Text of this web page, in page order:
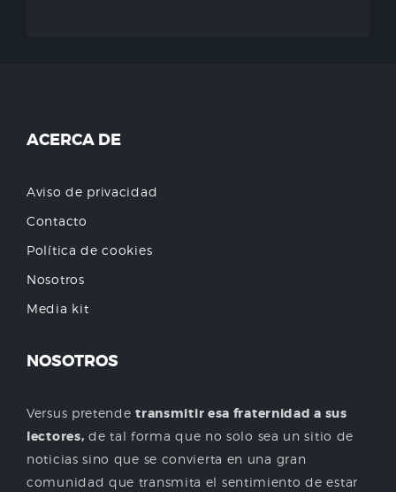
ACERCA DE
Aviso de privacidad
Contacto
Política de cookies
Nosotros
Media kit
NOSOTROS
Versus pretendetransmitir esa fraternidad a sus
lectores, de tal forma que no solo sea un sitio de
noticias sino que se convierta en una gran
comunidad que transmita el sentimiento de estar